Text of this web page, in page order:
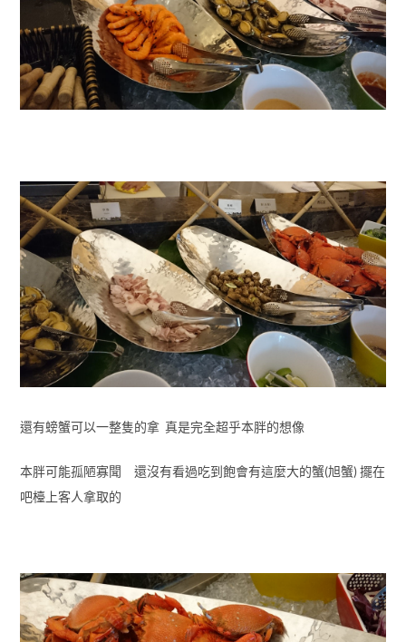
還有螃蟹可以一整隻的拿 真是完全超乎本胖的想像
本胖可能孤陋寡聞 還沒有看過吃到飽會有這麼大的蟹(旭蟹) 擺在
吧檯上客人拿取的